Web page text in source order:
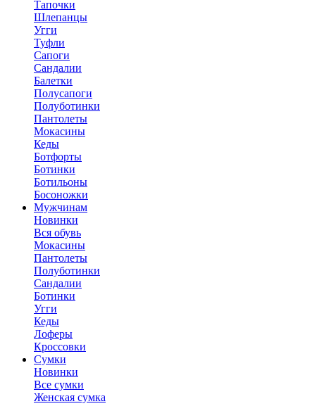
Тапочки
Шлепанцы
Угги
Туфли
Сапоги
Сандалии
Балетки
Полусапоги
Полуботинки
Пантолеты
Мокасины
Кеды
Ботфорты
Ботинки
Ботильоны
Босоножки
Мужчинам
Новинки
Вся обувь
Мокасины
Пантолеты
Полуботинки
Сандалии
Ботинки
Угги
Кеды
Лоферы
Кроссовки
Сумки
Новинки
Все сумки
Женская сумка